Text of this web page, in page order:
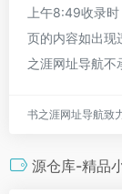
上午8:49收录
页的内容如出现
之涯网址导航不
书之涯网址导航致
源仓库-精品